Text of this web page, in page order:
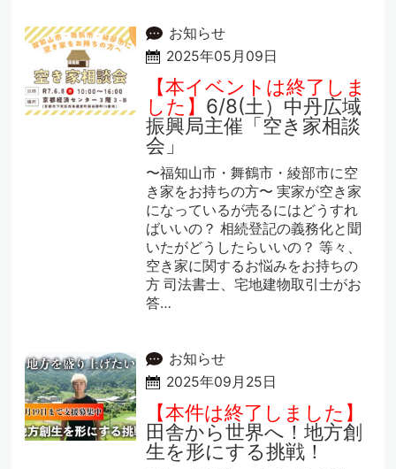
お知らせ
2025年05月09日
【本イベントは終了しま
した】 6/8(土）中丹広域
振興局主催「空き家相談
会」
〜福知山市・舞鶴市・綾部市に空
き家をお持ちの方〜 実家が空き家
になっているが売るにはどうすれ
ばいいの？ 相続登記の義務化と聞
いたがどうしたらいいの？ 等々、
空き家に関するお悩みをお持ちの
方 司法書士、宅地建物取引士がお
答…
お知らせ
2025年09月25日
【本件は終了しました】
田舎から世界へ！地方創
生を形にする挑戦！